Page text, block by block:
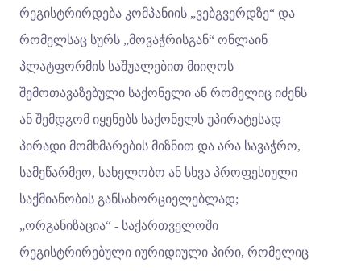
რეგისტრირდება კომპანიის „ვებგვერდზე“ და
რომელსაც სურს „მოვაჭრისგან“ ონლაინ
პლატფორმის საშუალებით მიიღოს
შემოთავაზებული საქონელი ან რომელიც იძენს
ან შემდგომ იყენებს საქონელს უპირატესად
პირადი მომხმარების მიზნით და არა სავაჭრო,
სამეწარმეო, სახელობო ან სხვა პროფესიული
საქმიანობის განსახორციელებლად;
„ორგანიზაცია“ - საქართველოში
რეგისტრირებული იურიდიული პირი, რომელიც